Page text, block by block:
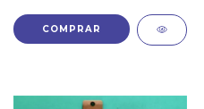
COMPRAR